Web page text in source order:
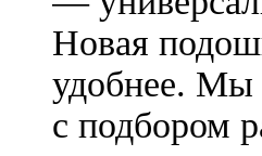
Новая
удобнее. Мы
с подбором